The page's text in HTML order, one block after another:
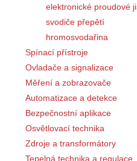
elektronické proudové
svodiče přepětí
hromosvodařina
Spínací přístroje
Ovladače a signalizace
Měření a zobrazovače
Automatizace a detekce
Bezpečnostní aplikace
Osvětlovací technika
Zdroje a transformátory
Tepelná technika a regulace